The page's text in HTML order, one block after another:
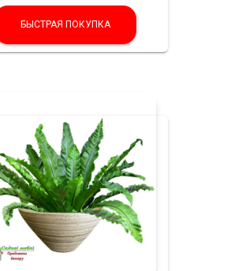
БЫСТРАЯ ПОКУПКА